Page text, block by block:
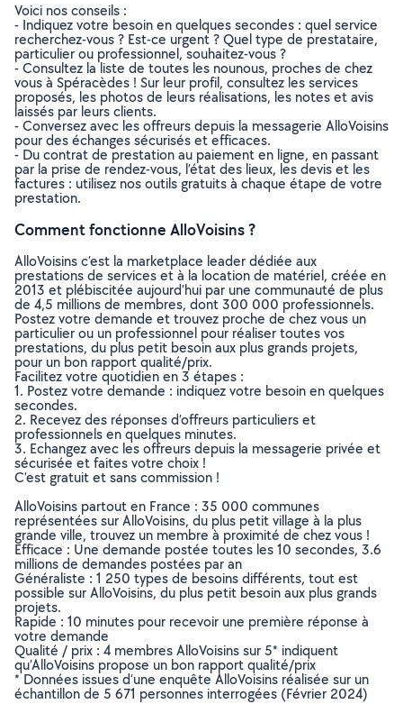
Voici nos conseils :
- Indiquez votre besoin en quelques secondes : quel service
recherchez-vous ? Est-ce urgent ? Quel type de prestataire,
particulier ou professionnel, souhaitez-vous ?
- Consultez la liste de toutes les nounous, proches de chez
vous à Spéracèdes ! Sur leur profil, consultez les services
proposés, les photos de leurs réalisations, les notes et avis
laissés par leurs clients.
- Conversez avec les offreurs depuis la messagerie AlloVoisins
pour des échanges sécurisés et efficaces.
- Du contrat de prestation au paiement en ligne, en passant
par la prise de rendez-vous, l’état des lieux, les devis et les
factures : utilisez nos outils gratuits à chaque étape de votre
prestation.
Comment fonctionne AlloVoisins ?
AlloVoisins c’est la marketplace leader dédiée aux
prestations de services et à la location de matériel, créée en
2013 et plébiscitée aujourd’hui par une communauté de plus
de 4,5 millions de membres, dont 300 000 professionnels.
Postez votre demande et trouvez proche de chez vous un
particulier ou un professionnel pour réaliser toutes vos
prestations, du plus petit besoin aux plus grands projets,
pour un bon rapport qualité/prix.
Facilitez votre quotidien en 3 étapes :
1. Postez votre demande : indiquez votre besoin en quelques
secondes.
2. Recevez des réponses d’offreurs particuliers et
professionnels en quelques minutes.
3. Echangez avec les offreurs depuis la messagerie privée et
sécurisée et faites votre choix !
C’est gratuit et sans commission !
AlloVoisins partout en France : 35 000 communes
représentées sur AlloVoisins, du plus petit village à la plus
grande ville, trouvez un membre à proximité de chez vous !
Efficace : Une demande postée toutes les 10 secondes, 3.6
millions de demandes postées par an
Généraliste : 1 250 types de besoins différents, tout est
possible sur AlloVoisins, du plus petit besoin aux plus grands
projets.
Rapide : 10 minutes pour recevoir une première réponse à
votre demande
Qualité / prix : 4 membres AlloVoisins sur 5* indiquent
qu’AlloVoisins propose un bon rapport qualité/prix
* Données issues d’une enquête AlloVoisins réalisée sur un
échantillon de 5 671 personnes interrogées (Février 2024)